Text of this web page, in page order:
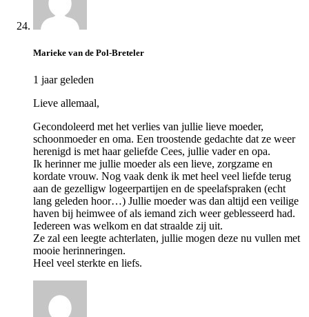
Marieke van de Pol-Breteler
1 jaar geleden
Lieve allemaal,
Gecondoleerd met het verlies van jullie lieve moeder,
schoonmoeder en oma. Een troostende gedachte dat ze weer
herenigd is met haar geliefde Cees, jullie vader en opa.
Ik herinner me jullie moeder als een lieve, zorgzame en
kordate vrouw. Nog vaak denk ik met heel veel liefde terug
aan de gezelligw logeerpartijen en de speelafspraken (echt
lang geleden hoor…) Jullie moeder was dan altijd een veilige
haven bij heimwee of als iemand zich weer geblesseerd had.
Iedereen was welkom en dat straalde zij uit.
Ze zal een leegte achterlaten, jullie mogen deze nu vullen met
mooie herinneringen.
Heel veel sterkte en liefs.